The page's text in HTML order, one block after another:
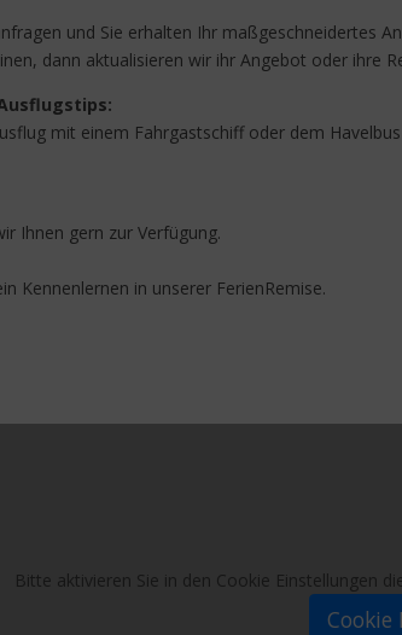
und Sie erhalten Ihr maßgeschneidertes
dann aktualisieren wir ihr Angebot oder ihre
mit einem Fahrgastschiff oder dem
Ihnen gern zur Verfügung.
Kennenlernen in unserer FerienRemise.
Bitte aktivieren Sie in den Cookie Einstellungen